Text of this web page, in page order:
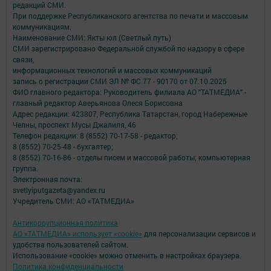
редакций СМИ.
При поддержке Республиканского агентства по печати и массовым
коммуникациям.
Наименование СМИ: Якты юл (Светлый путь)
СМИ зарегистрировано Федеральной службой по надзору в сфере
связи,
информационных технологий и массовых коммуникаций
запись о регистрации СМИ ЭЛ № ФС 77 - 90170 от 07.10.2025
ФИО главного редактора: Руководитель филиала АО "ТАТМЕДИА" -
главный редактор Аверьянова Олеся Борисовна
Адрес редакции: 423807, Республика Татарстан, город Набережные
Челны, проспект Мусы Джалиля, 46
Телефон редакции: 8 (8552) 70-17-58 - редактор;
8 (8552) 70-25-48 - бухгалтер;
8 (8552) 70-16-86 - отделы писем и массовой работы; компьютерная
группа.
Электронная почта:
svetlyiputgazeta@yandex.ru
Учредитель СМИ: АО «ТАТМЕДИА»
Антикоррупционная политика
АО «ТАТМЕДИА» использует «cookie» для персонализации сервисов и
удобства пользователей сайтом.
Использование «cookie» можно отменить в настройках браузера.
Политика конфиденциальности